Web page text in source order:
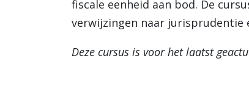
fiscale eenheid aan bod. De
verwijzingen naar jurisprudentie
Deze cursus is voor het laatst